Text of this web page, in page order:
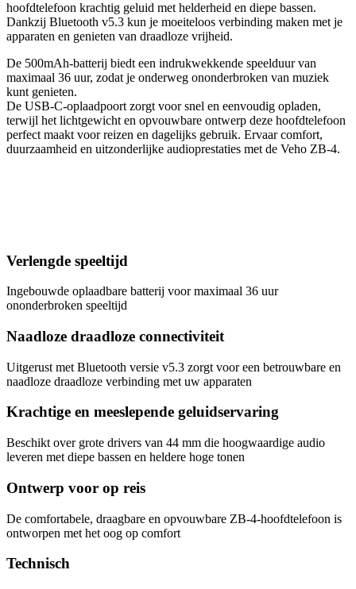
hoofdtelefoon krachtig geluid met helderheid en diepe bassen.
Dankzij Bluetooth v5.3 kun je moeiteloos verbinding maken met je
apparaten en genieten van draadloze vrijheid.
De 500mAh-batterij biedt een indrukwekkende speelduur van
maximaal 36 uur, zodat je onderweg ononderbroken van muziek
kunt genieten.
De USB-C-oplaadpoort zorgt voor snel en eenvoudig opladen,
terwijl het lichtgewicht en opvouwbare ontwerp deze hoofdtelefoon
perfect maakt voor reizen en dagelijks gebruik. Ervaar comfort,
duurzaamheid en uitzonderlijke audioprestaties met de Veho ZB-4.
Verlengde speeltijd
Ingebouwde oplaadbare batterij voor maximaal 36 uur
ononderbroken speeltijd
Naadloze draadloze connectiviteit
Uitgerust met Bluetooth versie v5.3 zorgt voor een betrouwbare en
naadloze draadloze verbinding met uw apparaten
Krachtige en meeslepende geluidservaring
Beschikt over grote drivers van 44 mm die hoogwaardige audio
leveren met diepe bassen en heldere hoge tonen
Ontwerp voor op reis
De comfortabele, draagbare en opvouwbare ZB-4-hoofdtelefoon is
ontworpen met het oog op comfort
Technisch